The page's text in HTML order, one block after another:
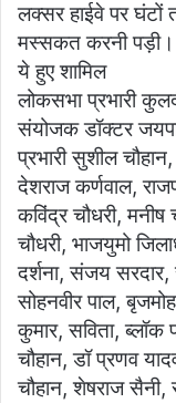
लक्सर हाईवे पर घंटों
मस्सकत करनी पड़ी।
ये हुए शामिल
लोकसभा प्रभारी
संयोजक डॉक्टर
प्रभारी सुशील
देशराज कर्णवाल,
कविंद्र चौधरी, मनीष
चौधरी, भाजयुमो
दर्शना, संजय
सोहनवीर पाल,
कुमार, सविता,
चौहान, डॉ प्रणव
चौहान, शेषराज सैनी,